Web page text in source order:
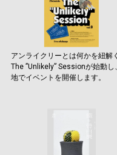
アンライクリーとは何かを紐解
The ”Unlikely” Sessionが始動し
地でイベントを開催します。